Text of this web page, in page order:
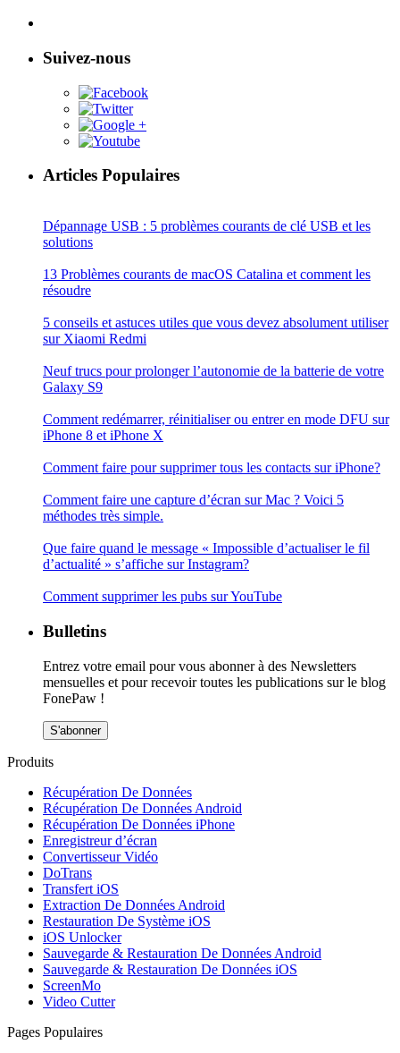
Suivez-nous
Articles Populaires
Dépannage USB : 5 problèmes courants de clé USB et les
solutions
13 Problèmes courants de macOS Catalina et comment les
résoudre
5 conseils et astuces utiles que vous devez absolument utiliser
sur Xiaomi Redmi
Neuf trucs pour prolonger l’autonomie de la batterie de votre
Galaxy S9
Comment redémarrer, réinitialiser ou entrer en mode DFU sur
iPhone 8 et iPhone X
Comment faire pour supprimer tous les contacts sur iPhone?
Comment faire une capture d’écran sur Mac ? Voici 5
méthodes très simple.
Que faire quand le message « Impossible d’actualiser le fil
d’actualité » s’affiche sur Instagram?
Comment supprimer les pubs sur YouTube
Bulletins
Entrez votre email pour vous abonner à des Newsletters
mensuelles et pour recevoir toutes les publications sur le blog
FonePaw !
S'abonner
Produits
Récupération De Données
Récupération De Données Android
Récupération De Données iPhone
Enregistreur d’écran
Convertisseur Vidéo
DoTrans
Transfert iOS
Extraction De Données Android
Restauration De Système iOS
iOS Unlocker
Sauvegarde & Restauration De Données Android
Sauvegarde & Restauration De Données iOS
ScreenMo
Video Cutter
Pages Populaires